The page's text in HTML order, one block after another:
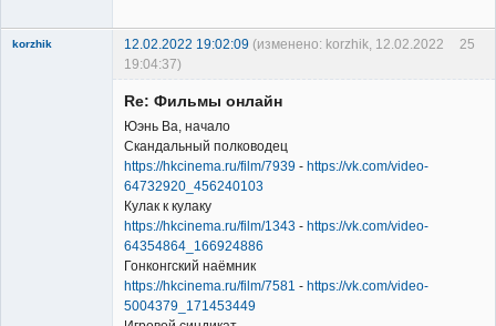
25
korzhik 12.02.2022 19:02:09 (изменено: korzhik, 12.02.2022
19:04:37)
Re: Фильмы онлайн
Юэнь Ва, начало
Скандальный полководец
https://hkcinema.ru/film/7939 - https://vk.com/video-
64732920_456240103
Кулак к кулаку
https://hkcinema.ru/film/1343 - https://vk.com/video-
64354864_166924886
Гонконгский наёмник
https://hkcinema.ru/film/7581 - https://vk.com/video-
5004379_171453449